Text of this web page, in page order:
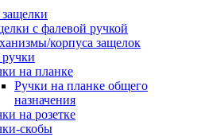
с фалевой ручкой
корпуса защелок
на планке
Ручки на планке общего
назначения
на розетке
скобы